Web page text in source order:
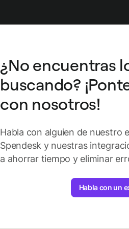
¿No encuentras
buscando?
con nosotros!
Habla con alguien de nuestro
Spendesk y nuestras
a ahorrar tiempo y eliminar
Habla con un